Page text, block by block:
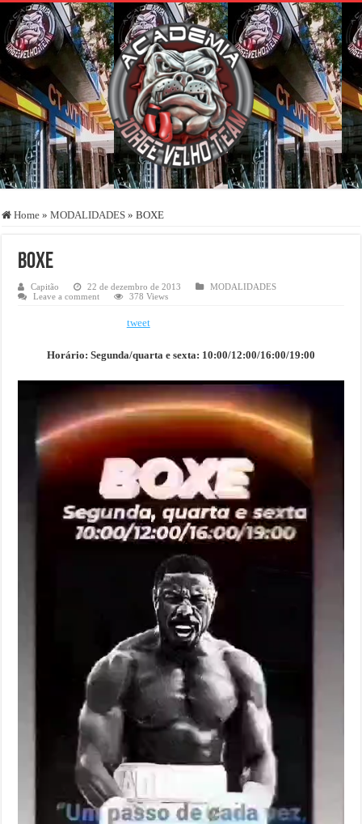
Home » MODALIDADES » BOXE
BOXE
Capitão 22 de dezembro de 2013
MODALIDADES
Leave a comment
378 Views
tweet
Horário: Segunda/quarta e sexta: 10:00/12:00/16:00/19:00